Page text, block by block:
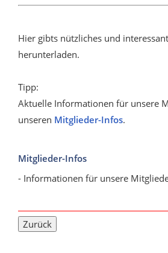
Hier gibts nützliches und
herunterladen.
Tipp:
Aktuelle Informationen für unsere
unseren Mitglieder-Infos.
Mitglieder-Infos
- Informationen für unsere